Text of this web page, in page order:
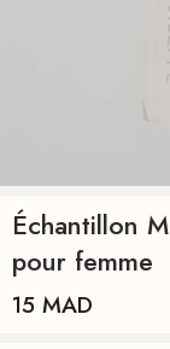
Échantillon
pour femme
15 MAD